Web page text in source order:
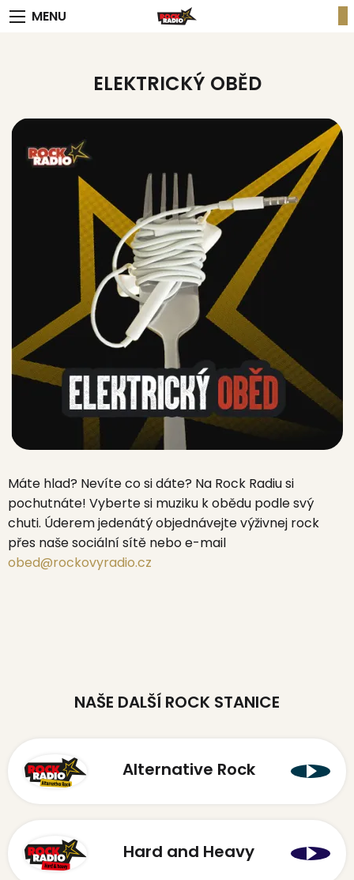
MENU
ELEKTRICKÝ OBĚD
Máte hlad? Nevíte co si dáte? Na Rock Radiu si
pochutnáte! Vyberte si muziku k obědu podle svý
chuti. Úderem jedenátý objednávejte výživnej rock
přes naše sociální sítě nebo e-mail
obed@rockovyradio.cz
NAŠE DALŠÍ ROCK STANICE
Alternative Rock
Hard and Heavy